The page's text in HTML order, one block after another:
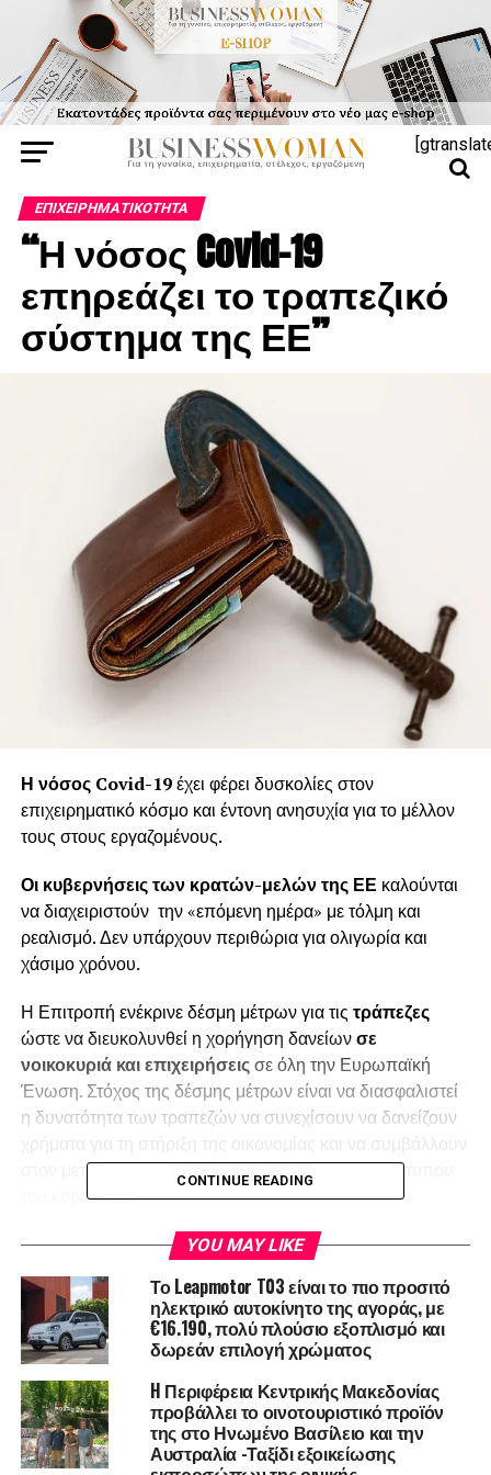
ΕΠΙΧΕΙΡΗΜΑΤΙΚΌΤΗΤΑ
“Η νόσος Covid-19
επηρεάζει το τραπεζικό
σύστημα της ΕΕ”
Η νόσος Covid-19έχει φέρει δυσκολίες στον
επιχειρηματικό κόσμο και έντονη ανησυχία για το μέλλον
τους στους εργαζομένους.
Οι κυβερνήσεις των κρατών-μελών της ΕΕ καλούνται
να διαχειριστούν την «επόμενη ημέρα» με τόλμη και
ρεαλισμό. Δεν υπάρχουν περιθώρια για ολιγωρία και
χάσιμο χρόνου.
Η Επιτροπή ενέκρινε δέσμη μέτρων για τις τράπεζες
ώστε να διευκολυνθεί η χορήγηση δανείωνσε
νοικοκυριά και επιχειρήσειςσε όλη την Ευρωπαϊκή
Ένωση. Στόχος της δέσμης μέτρων είναι να διασφαλιστεί
η δυνατότητα των τραπεζών να συνεχίσουν να δανείζουν
στον μετριασμό του σημαντικού οικονομικού αντίκτυπου
του κορονοϊού.
Οι κανόνες που τέθηκαν σε εφαρμογή μετά τη
χρηματοπιστωτική κρίση κατέστησαν τις τράπεζες της ΕΕ
ανθεκτικότερες και καλύτερα προετοιμασμένες για να
αντιμετωπίσουν τους κραδασμούς της οικονομίας.
Υπενθυμίζεται ότι οι κανόνες της ΕΕ επιτρέπουν στις
τράπεζες και στις εποπτικές τους αρχές να ενεργούν με
ευέλικτο αλλά υπεύθυνο τρόπο κατά τη διάρκεια
οικονομικών κρίσεων, για τη στήριξη των πολιτών και των
επιχειρήσεων, ιδίως τωνμικρομεσαίων. Επίσης, με τον
CONTINUE READING
YOU MAY LIKE
Το Leapmotor T03 είναι το πιο προσιτό
ηλεκτρικό αυτοκίνητο της αγοράς, με
€16.190, πολύ πλούσιο εξοπλισμό και
δωρεάν επιλογή χρώματος
H Περιφέρεια Κεντρικής Μακεδονίας
προβάλλει το οινοτουριστικό προϊόν
της στο Ηνωμένο Βασίλειο και την
Αυστραλία -Ταξίδι εξοικείωσης